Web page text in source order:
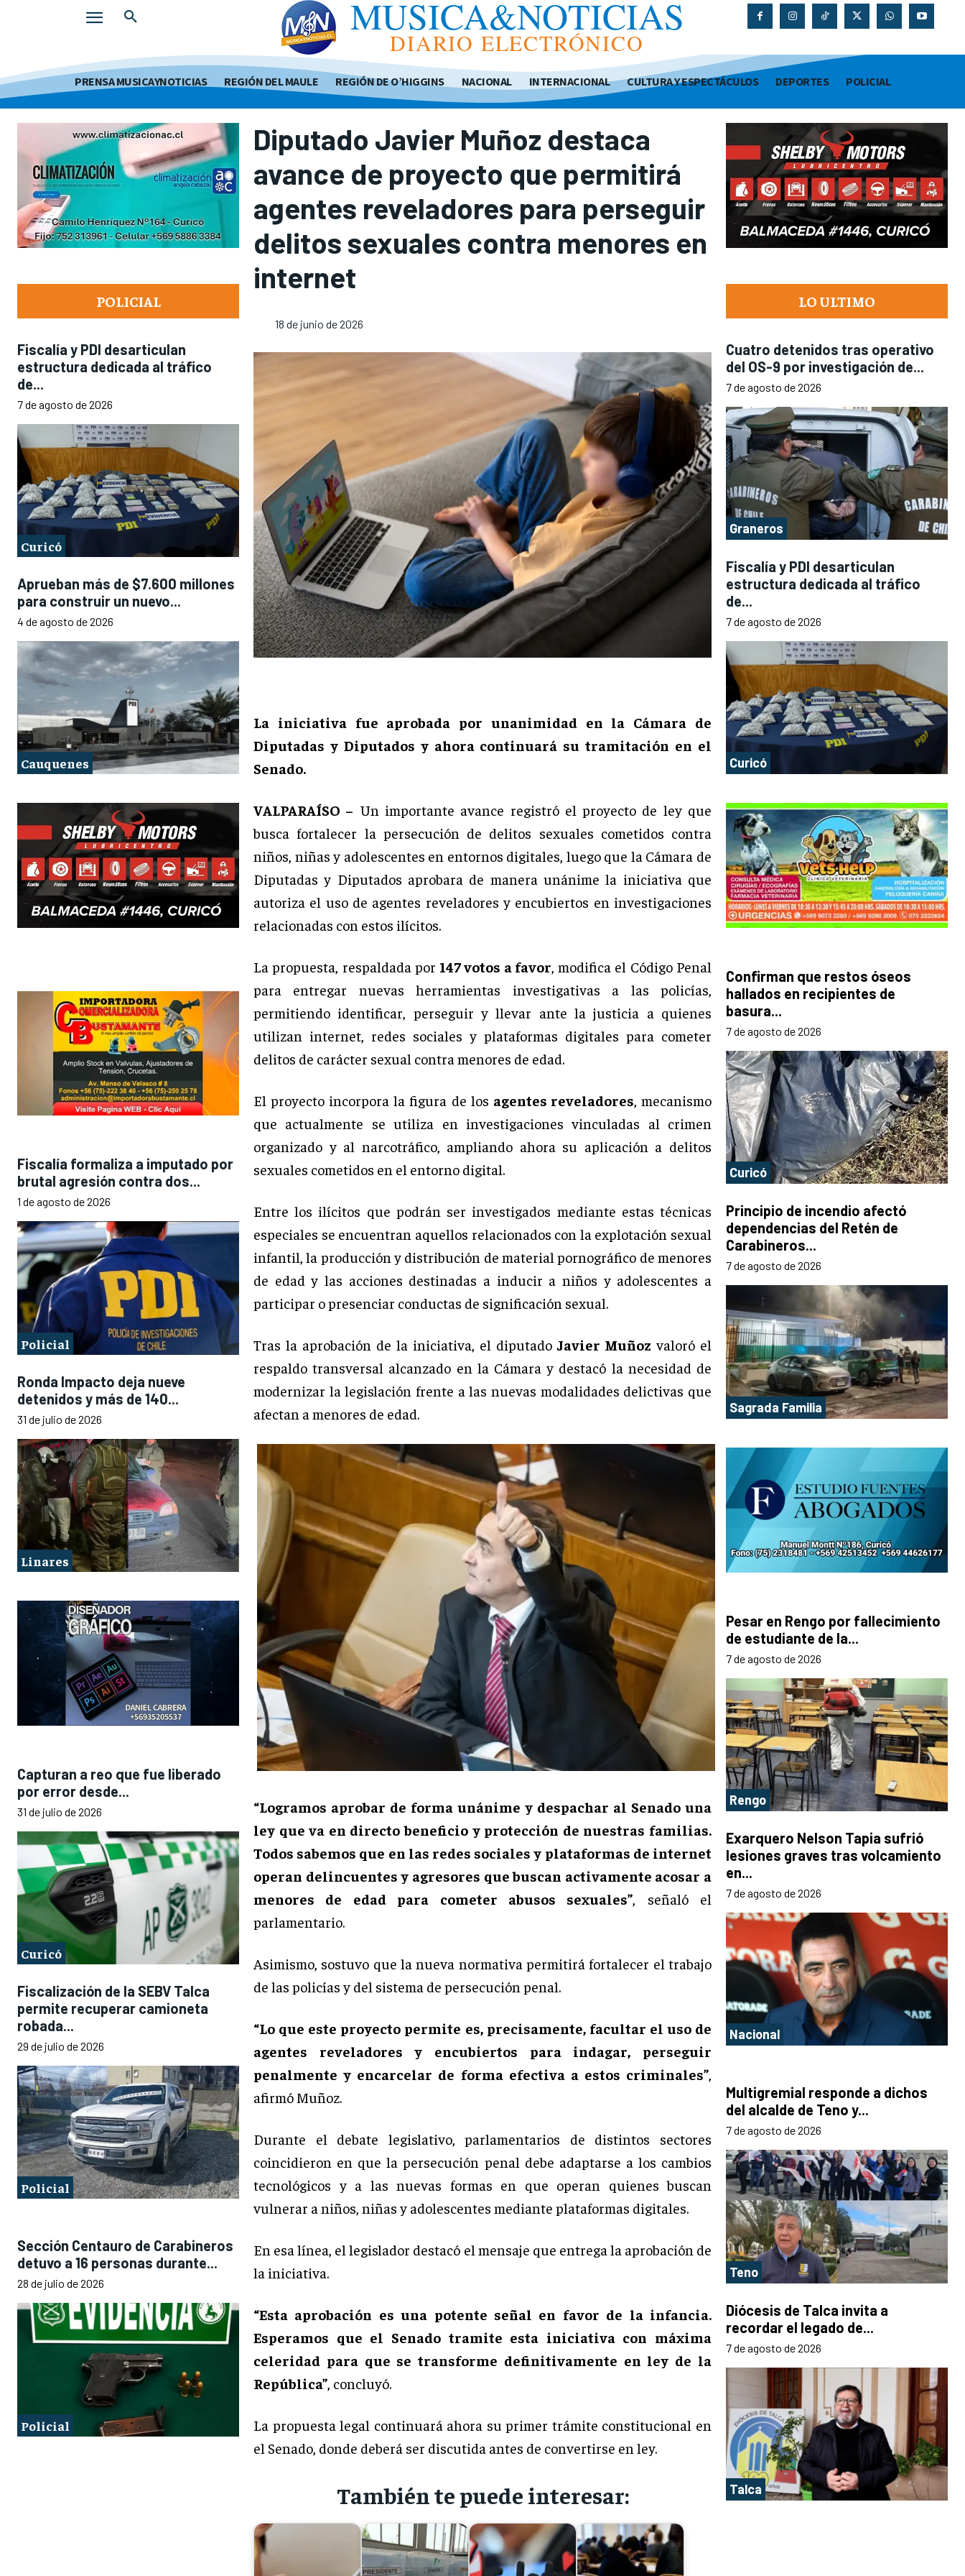
MUSICA&NOTICIAS
DIARIO ELECTRÓNICO
PRENSA MUSICAYNOTICIAS REGIÓN DEL MAULE REGIÓN DE O’HIGGINS NACIONAL INTERNACIONAL CULTURA Y ESPECTÁCULOS DEPORTES POLICIAL
POLICIAL
Fiscalía y PDI desarticulan
estructura dedicada al tráfico
de...
7 de agosto de 2026
Curicó
Aprueban más de $7.600 millones
para construir un nuevo...
4 de agosto de 2026
Cauquenes
Fiscalía formaliza a imputado por
brutal agresión contra dos...
1 de agosto de 2026
Policial
Ronda Impacto deja nueve
detenidos y más de 140...
31 de julio de 2026
Linares
Capturan a reo que fue liberado
por error desde...
31 de julio de 2026
Curicó
Fiscalización de la SEBV Talca
permite recuperar camioneta
robada...
29 de julio de 2026
Policial
Sección Centauro de Carabineros
detuvo a 16 personas durante...
28 de julio de 2026
Policial
Diputado Javier Muñoz destaca
avance de proyecto que permitirá
agentes reveladores para perseguir
delitos sexuales contra menores en
internet
18 de junio de 2026
La iniciativa fue aprobada por unanimidad en la Cámara de
Diputadas y Diputados y ahora continuará su tramitación en el
Senado.
VALPARAÍSO – Un importante avance registró el proyecto de ley que
busca fortalecer la persecución de delitos sexuales cometidos contra
niños, niñas y adolescentes en entornos digitales, luego que la Cámara de
Diputadas y Diputados aprobara de manera unánime la iniciativa que
autoriza el uso de agentes reveladores y encubiertos en investigaciones
relacionadas con estos ilícitos.
La propuesta, respaldada por 147 votos a favor , modifica el Código Penal
para entregar nuevas herramientas investigativas a las policías,
permitiendo identificar, perseguir y llevar ante la justicia a quienes
utilizan internet, redes sociales y plataformas digitales para cometer
delitos de carácter sexual contra menores de edad.
El proyecto incorpora la figura de los agentes reveladores , mecanismo
que actualmente se utiliza en investigaciones vinculadas al crimen
organizado y al narcotráfico, ampliando ahora su aplicación a delitos
sexuales cometidos en el entorno digital.
Entre los ilícitos que podrán ser investigados mediante estas técnicas
especiales se encuentran aquellos relacionados con la explotación sexual
infantil, la producción y distribución de material pornográfico de menores
de edad y las acciones destinadas a inducir a niños y adolescentes a
participar o presenciar conductas de significación sexual.
Tras la aprobación de la iniciativa, el diputado Javier Muñoz valoró el
respaldo transversal alcanzado en la Cámara y destacó la necesidad de
modernizar la legislación frente a las nuevas modalidades delictivas que
afectan a menores de edad.
“Logramos aprobar de forma unánime y despachar al Senado una
ley que va en directo beneficio y protección de nuestras familias.
Todos sabemos que en las redes sociales y plataformas de internet
operan delincuentes y agresores que buscan activamente acosar a
menores de edad para cometer abusos sexuales”, señaló el
parlamentario.
Asimismo, sostuvo que la nueva normativa permitirá fortalecer el trabajo
de las policías y del sistema de persecución penal.
“Lo que este proyecto permite es, precisamente, facultar el uso de
agentes reveladores y encubiertos para indagar, perseguir
penalmente y encarcelar de forma efectiva a estos criminales”,
afirmó Muñoz.
Durante el debate legislativo, parlamentarios de distintos sectores
coincidieron en que la persecución penal debe adaptarse a los cambios
tecnológicos y a las nuevas formas en que operan quienes buscan
vulnerar a niños, niñas y adolescentes mediante plataformas digitales.
En esa línea, el legislador destacó el mensaje que entrega la aprobación de
la iniciativa.
“Esta aprobación es una potente señal en favor de la infancia.
Esperamos que el Senado tramite esta iniciativa con máxima
celeridad para que se transforme definitivamente en ley de la
República”, concluyó.
La propuesta legal continuará ahora su primer trámite constitucional en
el Senado, donde deberá ser discutida antes de convertirse en ley.
También te puede interesar:
LO ULTIMO
Cuatro detenidos tras operativo
del OS-9 por investigación de...
7 de agosto de 2026
Graneros
Fiscalía y PDI desarticulan
estructura dedicada al tráfico
de...
7 de agosto de 2026
Curicó
Confirman que restos óseos
hallados en recipientes de
basura...
7 de agosto de 2026
Curicó
Principio de incendio afectó
dependencias del Retén de
Carabineros...
7 de agosto de 2026
Sagrada Familia
Pesar en Rengo por fallecimiento
de estudiante de la...
7 de agosto de 2026
Rengo
Exarquero Nelson Tapia sufrió
lesiones graves tras volcamiento
en...
7 de agosto de 2026
Nacional
Multigremial responde a dichos
del alcalde de Teno y...
7 de agosto de 2026
Teno
Diócesis de Talca invita a
recordar el legado de...
7 de agosto de 2026
Talca